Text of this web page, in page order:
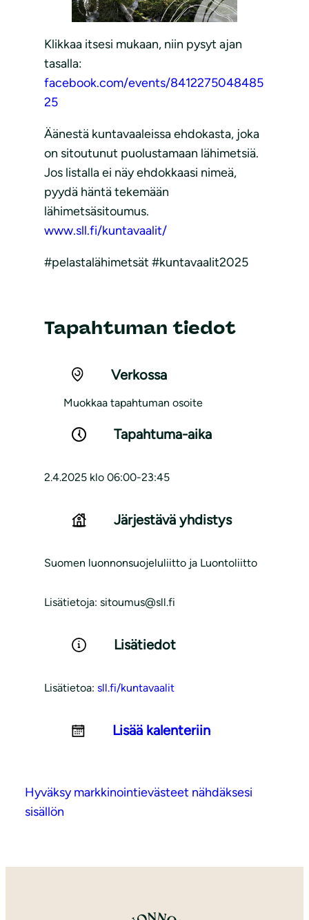
Klikkaa itsesi mukaan, niin pysyt ajan
tasalla:
facebook.com/events/8412275048485
25
Äänestä kuntavaaleissa ehdokasta, joka
on sitoutunut puolustamaan lähimetsiä.
Jos listalla ei näy ehdokkaasi nimeä,
pyydä häntä tekemään
lähimetsäsitoumus.
www.sll.fi/kuntavaalit/
#pelastalähimetsät #kuntavaalit2025
Tapahtuman tiedot
Verkossa
Muokkaa tapahtuman osoite
Tapahtuma-aika
2.4.2025 klo 06:00-23:45
Järjestävä yhdistys
Suomen luonnonsuojeluliitto ja Luontoliitto
Lisätietoja: sitoumus@sll.fi
Lisätiedot
Lisätietoa: sll.fi/kuntavaalit
Lisää kalenteriin
Hyväksy markkinointievästeet nähdäksesi
sisällön